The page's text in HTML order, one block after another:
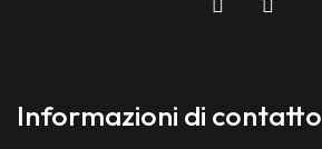
Informazioni di contatto